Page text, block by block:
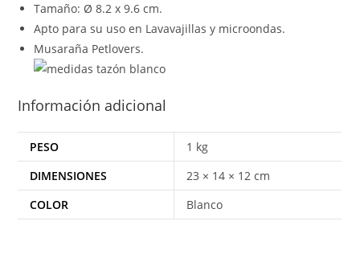
Tamaño: Ø 8.2 x 9.6 cm.
Apto para su uso en Lavavajillas y microondas.
Musaraña Petlovers.
Información adicional
PESO
1 kg
DIMENSIONES
23 × 14 × 12 cm
COLOR
Blanco